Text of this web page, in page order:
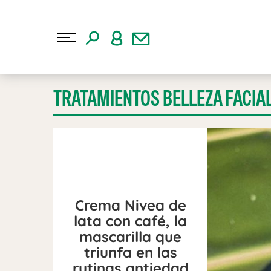
TRATAMIENTOS BELLEZA
Crema Nivea de
lata con café, la
mascarilla que
triunfa en las